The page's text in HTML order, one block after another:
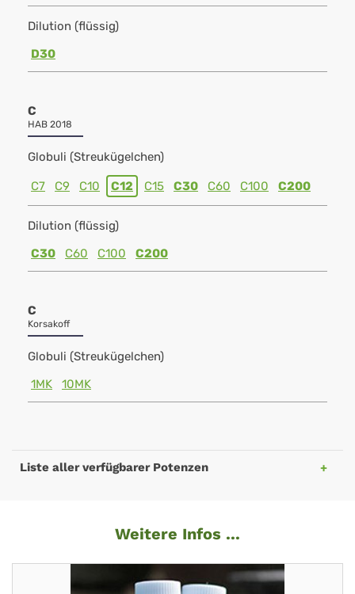
Dilution (flüssig)
D30
C
HAB 2018
Globuli (Streukügelchen)
C7 C9 C10 C12 C15 C30 C60 C100 C200
Dilution (flüssig)
C30
C60 C100 C200
C
Korsakoff
Globuli (Streukügelchen)
1MK
10MK
Liste aller verfügbarer Potenzen
Weitere Infos ...